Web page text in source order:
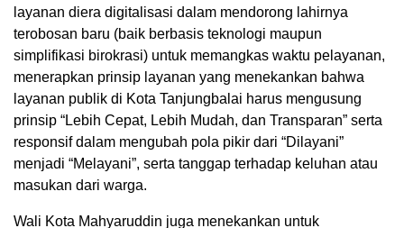
layanan diera digitalisasi dalam mendorong lahirnya
terobosan baru (baik berbasis teknologi maupun
simplifikasi birokrasi) untuk memangkas waktu pelayanan,
menerapkan prinsip layanan yang menekankan bahwa
layanan publik di Kota Tanjungbalai harus mengusung
prinsip “Lebih Cepat, Lebih Mudah, dan Transparan” serta
responsif dalam mengubah pola pikir dari “Dilayani”
menjadi “Melayani”, serta tanggap terhadap keluhan atau
masukan dari warga.
Wali Kota Mahyaruddin juga menekankan untuk